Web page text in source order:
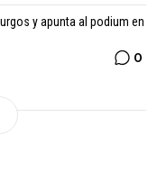
y apunta al podium en
0